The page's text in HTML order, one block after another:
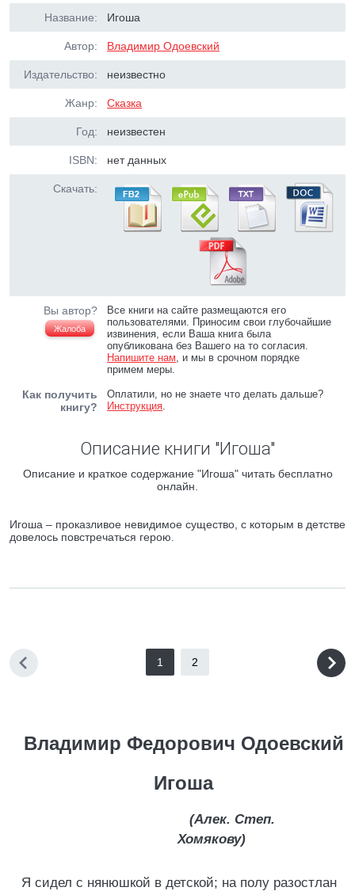
Название: Игоша
Автор: Владимир Одоевский
Издательство: неизвестно
Жанр: Сказка
Год: неизвестен
ISBN: нет данных
Скачать:
Вы автор?
Жалоба
Все книги на сайте размещаются его
пользователями. Приносим свои глубочайшие
извинения, если Ваша книга была
опубликована без Вашего на то согласия.
Напишите нам, и мы в срочном порядке
примем меры.
Как получить
книгу?
Оплатили, но не знаете что делать дальше?
Инструкция.
Описание книги "Игоша"
Описание и краткое содержание "Игоша" читать бесплатно
онлайн.
Игоша – проказливое невидимое существо, с которым в детстве
довелось повстречаться герою.
1 2
Владимир Федорович Одоевский
Игоша
(Алек. Степ.
Хомякову)
Я сидел с нянюшкой в детской; на полу разостлан